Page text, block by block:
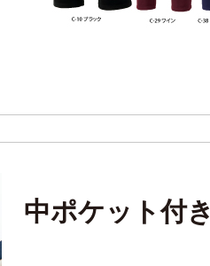
中ポケット付き